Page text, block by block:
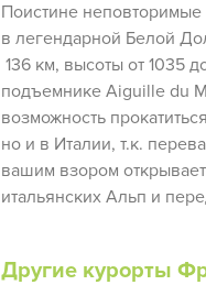
Поистине неповторимые
в легендарной Белой
136 км, высоты от 1035
подъемнике Aiguille du
возможность
но и в Италии, т.к.
вашим взором
итальянских Альп и
Другие курорты